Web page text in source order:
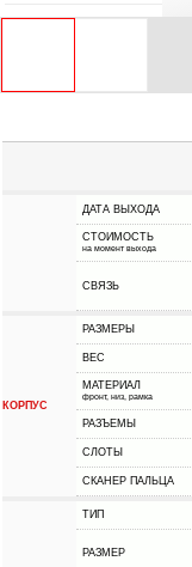
ДАТА ВЫХОДА
СТОИМОСТЬ
на момент выхода
СВЯЗЬ
КОРПУС
РАЗМЕРЫ
ВЕС
МАТЕРИАЛ
фронт, низ, рамка
РАЗЪЕМЫ
СЛОТЫ
СКАНЕР ПАЛЬЦА
ТИП
РАЗМЕР